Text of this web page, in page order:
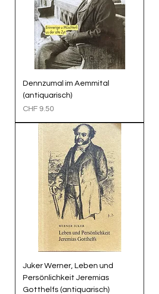
Dennzumal im Aemmital
(antiquarisch)
Preis
CHF 9.50
Juker Werner, Leben und
Persönlichkeit Jeremias
Gotthelfs (antiquarisch)